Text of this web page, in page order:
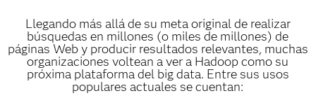
Llegando más allá de su meta original de realizar
búsquedas en millones (o miles de millones) de
páginas Web y producir resultados relevantes, muchas
organizaciones voltean a ver a Hadoop como su
próxima plataforma del big data. Entre sus usos
populares actuales se cuentan: